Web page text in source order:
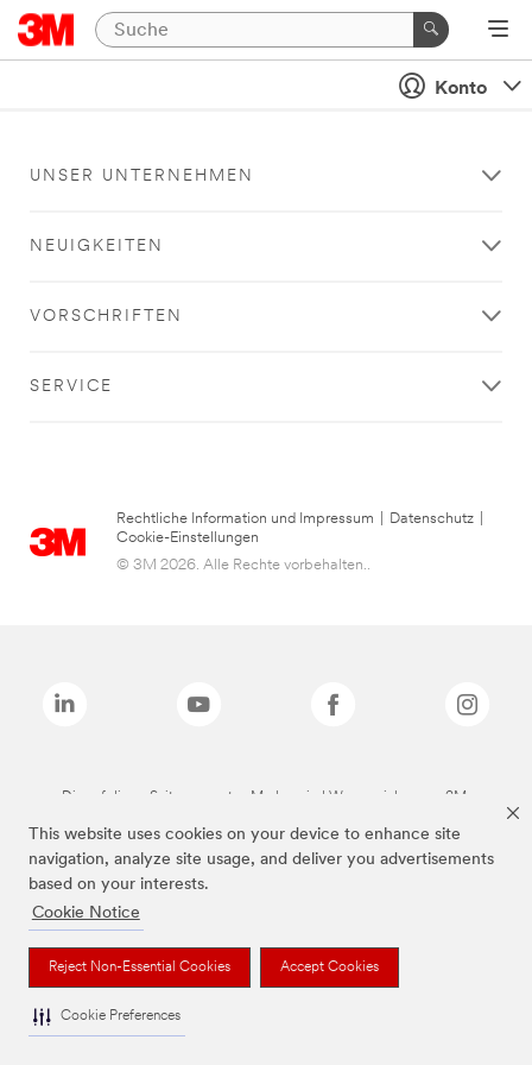
This website uses cookies on your device to enhance site
navigation, analyze site usage, and deliver you advertisements
based on your interests.
Cookie Notice
Reject Non-Essential Cookies Accept Cookies
Cookie Preferences
Konto
UNSER UNTERNEHMEN
NEUIGKEITEN
VORSCHRIFTEN
SERVICE
Rechtliche Information und Impressum Datenschutz
Cookie-Einstellungen
© 3M 2026. Alle Rechte vorbehalten..
Die auf dieser Seite genannten Marken sind Warenzeichen von 3M.